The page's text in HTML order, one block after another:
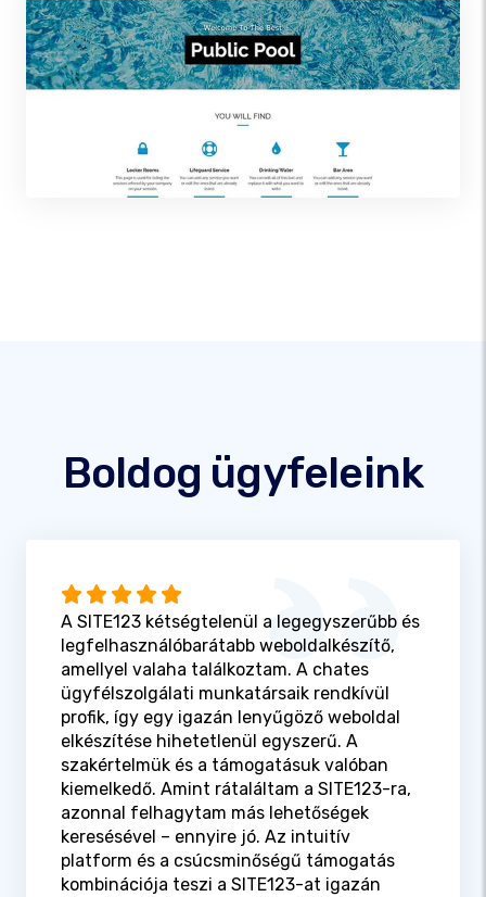
Boldog ügyfeleink
A SITE123 kétségtelenül a legegyszerűbb és
legfelhasználóbarátabb weboldalkészítő,
amellyel valaha találkoztam. A chates
ügyfélszolgálati munkatársaik rendkívül
profik, így egy igazán lenyűgöző weboldal
elkészítése hihetetlenül egyszerű. A
szakértelmük és a támogatásuk valóban
kiemelkedő. Amint rátaláltam a SITE123-ra,
azonnal felhagytam más lehetőségek
keresésével – ennyire jó. Az intuitív
platform és a csúcsminőségű támogatás
kombinációja teszi a SITE123-at igazán